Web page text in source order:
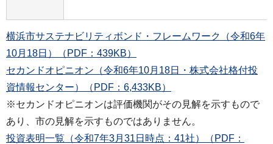
横浜市サステナビリティボンド・フレームワーク（令和6年
10月18日）（PDF：439KB）
セカンドオピニオン（令和6年10月18日・株式会社格付投
資情報センター）（PDF：6,433KB）
※セカンドオピニオンは評価機関がその見解を示すもので
あり、市の見解を示すものではありません。
投資表明一覧（令和7年3月31日時点：41社）（PDF：